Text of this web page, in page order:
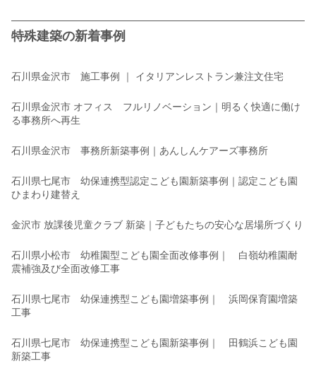
特殊建築の新着事例
石川県金沢市 施工事例 ｜ イタリアンレストラン兼注文住宅
石川県金沢市 オフィス フルリノベーション｜明るく快適に働け
る事務所へ再生
石川県金沢市 事務所新築事例｜あんしんケアーズ事務所
石川県七尾市 幼保連携型認定こども園新築事例｜認定こども園
ひまわり建替え
金沢市 放課後児童クラブ 新築｜子どもたちの安心な居場所づくり
石川県小松市 幼稚園型こども園全面改修事例｜ 白嶺幼稚園耐
震補強及び全面改修工事
石川県七尾市 幼保連携型こども園増築事例｜ 浜岡保育園増築
工事
石川県七尾市 幼保連携型こども園新築事例｜ 田鶴浜こども園
新築工事